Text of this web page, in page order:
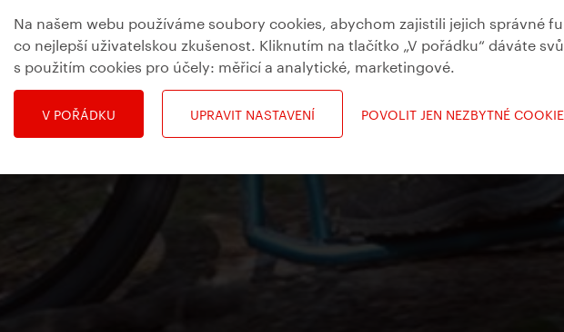
Na našem webu používáme soubory cookies, abychom zajistili jejich správné
co nejlepší uživatelskou zkušenost. Kliknutím na tlačítko „V pořádku“ dáváte
s použitím cookies pro účely: měřicí a analytické, marketingové.
V POŘÁDKU UPRAVIT NASTAVENÍ POVOLIT JEN NEZBYTNÉ